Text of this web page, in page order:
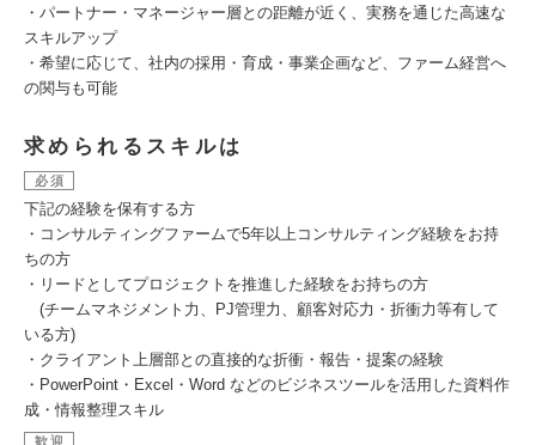
・パートナー・マネージャー層との距離が近く、実務を通じた高速な
スキルアップ
・希望に応じて、社内の採用・育成・事業企画など、ファーム経営へ
の関与も可能
求められるスキルは
必須
下記の経験を保有する方
・コンサルティングファームで5年以上コンサルティング経験をお持
ちの方
・リードとしてプロジェクトを推進した経験をお持ちの方
(チームマネジメント力、PJ管理力、顧客対応力・折衝力等有して
いる方)
・クライアント上層部との直接的な折衝・報告・提案の経験
・PowerPoint・Excel・Word などのビジネスツールを活用した資料作
成・情報整理スキル
歓迎